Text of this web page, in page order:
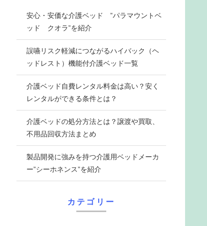
安心・安価な介護ベッド ”パラマウントベ
ッド クオラ”を紹介
誤嚥リスク軽減につながるハイバック（ヘ
ッドレスト）機能付介護ベッド一覧
介護ベッド自費レンタル料金は高い？安く
レンタルができる条件とは？
介護ベッドの処分方法とは？譲渡や買取、
不用品回収方法まとめ
製品開発に強みを持つ介護用ベッドメーカ
ー”シーホネンス”を紹介
カテゴリー